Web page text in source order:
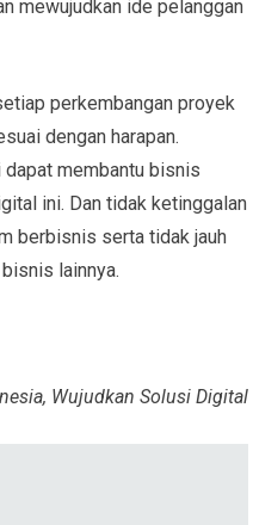
mewujudkan ide pelanggan
perkembangan proyek
dengan harapan.
membantu bisnis
ini. Dan tidak ketinggalan
berbisnis serta tidak jauh
lainnya.
Wujudkan Solusi Digital